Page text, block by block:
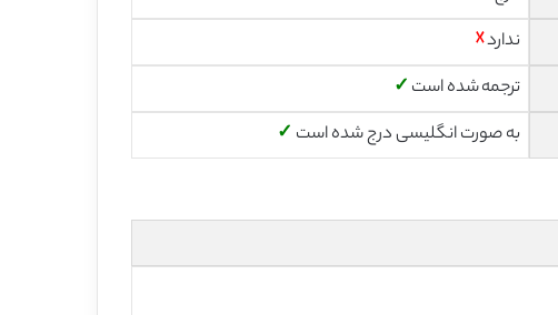
ندارد☓
ترجمه شده است ✓
به صورت انگلیسی درج شده است ✓